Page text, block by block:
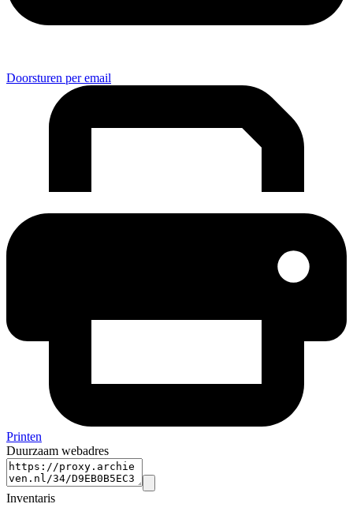
Doorsturen per email
Printen
Duurzaam webadres
Inventaris